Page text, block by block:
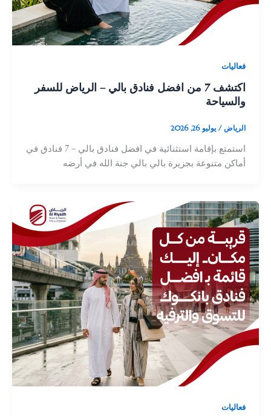
فعاليات
اكتشف 7 من افضل فنادق بالي – الرياض للسفر
والسياحة
الرياض/ يوليو 26, 2026
استمتع بإقامة استثنائية في افضل فنادق بالي – 7 فنادق في
أماكن متنوعة بجزيرة بالي بالي جنة الله في أرضه
فعاليات